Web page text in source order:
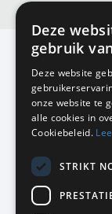
KMP
Airport Business
Frankfurtstraat
1175 RH Lijnden
020-617 01 26
Deze
gebruik
Deze website
onze website te
alle cookies in
Cookiebeleid.
STRIKT